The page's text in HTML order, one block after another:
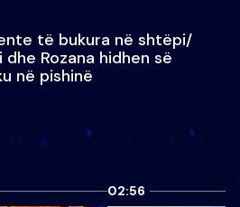
të bukura në shtëpi/
dhe Rozana hidhen së
në pishinë
02:56